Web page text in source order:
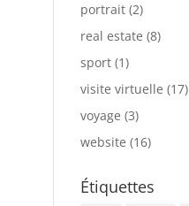
portrait (2)
real estate (8)
sport (1)
visite virtuelle (17)
voyage (3)
website (16)
Étiquettes